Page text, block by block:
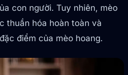
con người. Tuy nhiên, mèo
thuần hóa hoàn toàn và
điểm của mèo hoang.